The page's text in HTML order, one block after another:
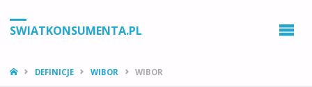
SWIATKONSUMENTA.PL
STRONA
DEFINICJE WIBOR WIBOR